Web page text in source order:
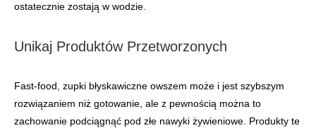
ostatecznie zostają w wodzie.
Unikaj Produktów Przetworzonych
Fast-food, zupki błyskawiczne owszem może i jest szybszym
rozwiązaniem niż gotowanie, ale z pewnością można to
zachowanie podciągnąć pod złe nawyki żywieniowe. Produkty te